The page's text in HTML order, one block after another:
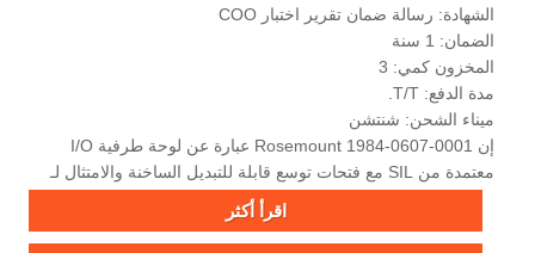
الشهادة: رسالة ضمان تقرير اختبار COO
الضمان: 1 سنة
المخزون كمي: 3
مدة الدفع: T/T.
ميناء الشحن: شنتشن
إن Rosemount 1984-0607-0001 عبارة عن لوحة طرفية I/O
معتمدة من SIL مع فتحات توسع قابلة للتبديل الساخنة والامتثال لـ
اقرأ أكثر